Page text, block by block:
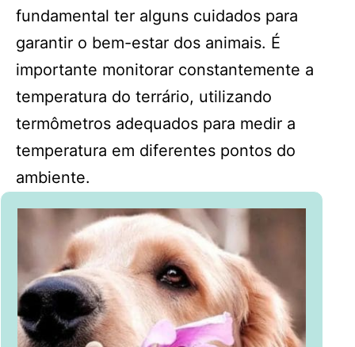
fundamental ter alguns cuidados para
garantir o bem-estar dos animais. É
importante monitorar constantemente a
temperatura do terrário, utilizando
termômetros adequados para medir a
temperatura em diferentes pontos do
ambiente.